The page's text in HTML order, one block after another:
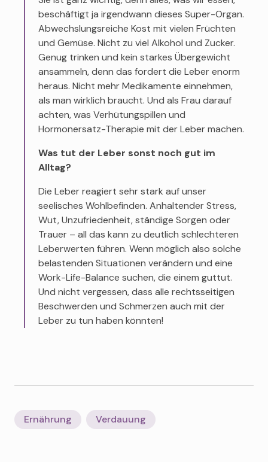
beschäftigt ja irgendwann dieses Super-Organ.
Abwechslungsreiche Kost mit vielen Früchten
und Gemüse. Nicht zu viel Alkohol und Zucker.
Genug trinken und kein starkes Übergewicht
ansammeln, denn das fordert die Leber enorm
heraus. Nicht mehr Medikamente einnehmen,
als man wirklich braucht. Und als Frau darauf
achten, was Verhütungspillen und
Hormonersatz-Therapie mit der Leber machen.
Was tut der Leber sonst noch gut im
Alltag?
Die Leber reagiert sehr stark auf unser
seelisches Wohlbefinden. Anhaltender Stress,
Wut, Unzufriedenheit, ständige Sorgen oder
Trauer – all das kann zu deutlich schlechteren
Leberwerten führen. Wenn möglich also solche
belastenden Situationen verändern und eine
Work-Life-Balance suchen, die einem guttut.
Und nicht vergessen, dass alle rechtsseitigen
Beschwerden und Schmerzen auch mit der
Leber zu tun haben könnten!
Ernährung Verdauung